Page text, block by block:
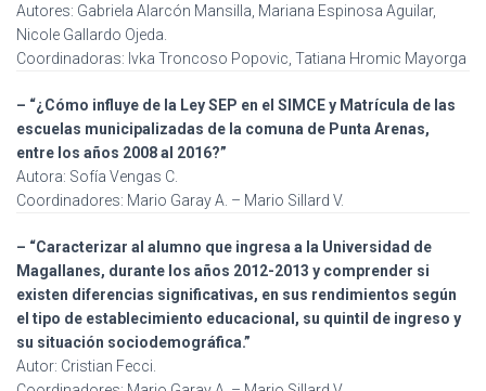
Autores: Gabriela Alarcón Mansilla, Mariana Espinosa Aguilar,
Nicole Gallardo Ojeda.
Coordinadoras: Ivka Troncoso Popovic, Tatiana Hromic Mayorga
– “¿Cómo influye de la Ley SEP en el SIMCE y Matrícula de las
escuelas municipalizadas de la comuna de Punta Arenas,
entre los años 2008 al 2016?”
Autora: Sofía Vengas C.
Coordinadores: Mario Garay A. – Mario Sillard V.
– “Caracterizar al alumno que ingresa a la Universidad de
Magallanes, durante los años 2012-2013 y comprender si
existen diferencias significativas, en sus rendimientos según
el tipo de establecimiento educacional, su quintil de ingreso y
su situación sociodemográfica.”
Autor: Cristian Fecci.